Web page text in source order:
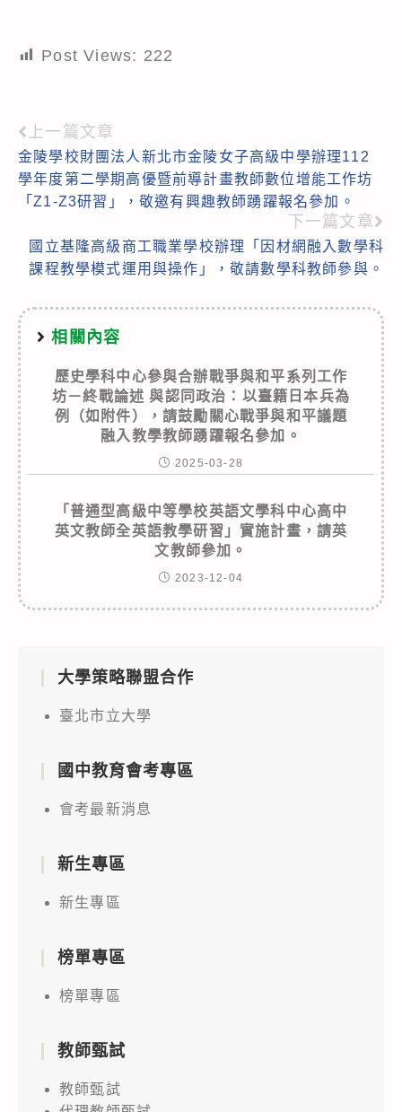
Post Views: 222
Read
more
articles
上一篇文章
金陵學校財團法人新北市金陵女子高級中學辦理112
學年度第二學期高優暨前導計畫教師數位增能工作坊
「Z1-Z3研習」，敬邀有興趣教師踴躍報名參加。
下一篇文章
國立基隆高級商工職業學校辦理「因材網融入數學科
課程教學模式運用與操作」，敬請數學科教師參與。
相關內容
歷史學科中心參與合辦戰爭與和平系列工作
坊－終戰論述 與認同政治：以臺籍日本兵為
例（如附件），請鼓勵關心戰爭與和平議題
融入教學教師踴躍報名參加。
2025-03-28
「普通型高級中等學校英語文學科中心高中
英文教師全英語教學研習」實施計畫，請英
文教師參加。
2023-12-04
大學策略聯盟合作
臺北市立大學
國中教育會考專區
會考最新消息
新生專區
新生專區
榜單專區
榜單專區
教師甄試
教師甄試